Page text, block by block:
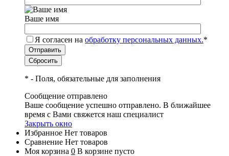
Ваше имя
Я согласен на обработку персональных данных.*
* - Поля, обязательные для заполнения
Сообщение отправлено
Ваше сообщение успешно отправлено. В ближайшее
время с Вами свяжется наш специалист
Закрыть окно
Избранное Нет товаров
Сравнение Нет товаров
Моя корзина 0 В корзине пусто